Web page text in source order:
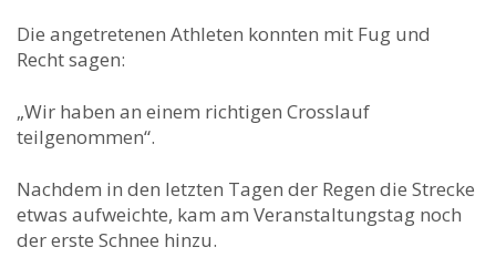
Die angetretenen Athleten konnten mit Fug und
Recht sagen:
„Wir haben an einem richtigen Crosslauf
teilgenommen“.
Nachdem in den letzten Tagen der Regen die Strecke
etwas aufweichte, kam am Veranstaltungstag noch
der erste Schnee hinzu.